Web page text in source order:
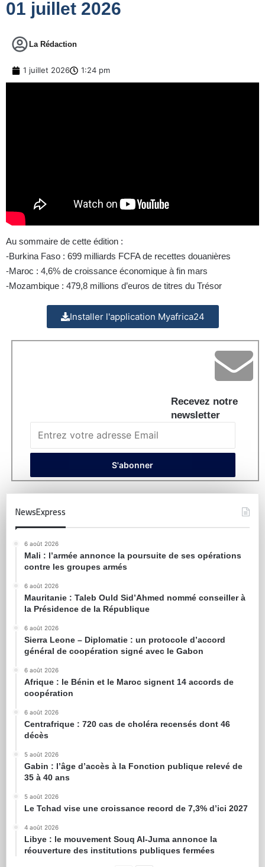
01 juillet 2026
La Rédaction
1 juillet 2026 1:24 pm
Au sommaire de cette édition :
-Burkina Faso : 699 milliards FCFA de recettes douanières
-Maroc : 4,6% de croissance économique à fin mars
-Mozambique : 479,8 millions d’euros de titres du Trésor
Installer l'application Myafrica24
Recevez notre
newsletter
NewsExpress
6 août 2026
Mali : l’armée annonce la poursuite de ses opérations
contre les groupes armés
6 août 2026
Mauritanie : Taleb Ould Sid’Ahmed nommé conseiller à
la Présidence de la République
6 août 2026
Sierra Leone – Diplomatie : un protocole d’accord
général de coopération signé avec le Gabon
6 août 2026
Afrique : le Bénin et le Maroc signent 14 accords de
coopération
6 août 2026
Centrafrique : 720 cas de choléra recensés dont 46
décès
5 août 2026
Gabin : l’âge d’accès à la Fonction publique relevé de
35 à 40 ans
5 août 2026
Le Tchad vise une croissance record de 7,3% d’ici 2027
4 août 2026
Libye : le mouvement Souq Al-Juma annonce la
réouverture des institutions publiques fermées